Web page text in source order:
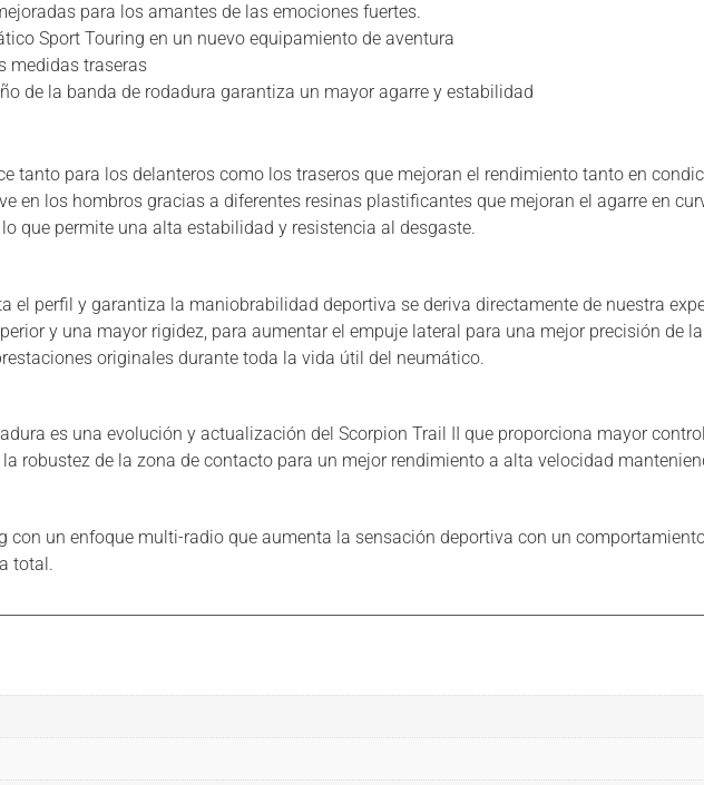
para los amantes de las emociones fuertes.
Sport Touring en un nuevo equipamiento de aventura
medidas traseras
de la banda de rodadura garantiza un mayor agarre y estabilidad
tanto para los delanteros como los traseros que mejoran el rendimiento tanto en
en los hombros gracias a diferentes resinas plastificantes que mejoran el agarre en
que permite una alta estabilidad y resistencia al desgaste.
el perfil y garantiza la maniobrabilidad deportiva se deriva directamente de nuestra
y una mayor rigidez, para aumentar el empuje lateral para una mejor precisión de
originales durante toda la vida útil del neumático.
es una evolución y actualización del Scorpion Trail II que proporciona mayor
robustez de la zona de contacto para un mejor rendimiento a alta velocidad
con un enfoque multi-radio que aumenta la sensación deportiva con un
total.